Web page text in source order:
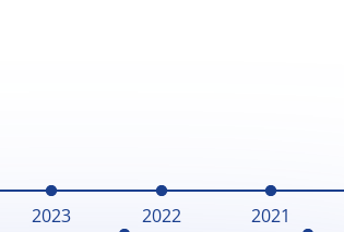
2023 2022 2021